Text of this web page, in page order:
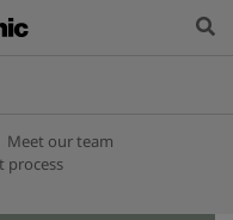
Meet our team
process